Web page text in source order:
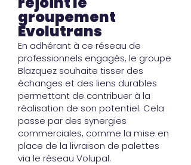
groupement
Evolutrans
En adhérant à ce réseau de
professionnels engagés, le groupe
Blazquez souhaite tisser des
échanges et des liens durables
permettant de contribuer à la
réalisation de son potentiel. Cela
passe par des synergies
commerciales, comme la mise en
place de la livraison de palettes
via le réseau Volupal.